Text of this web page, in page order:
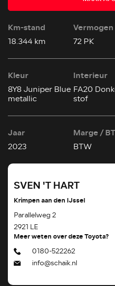
Km-stand
18.344 km
Vermogen
72 PK
Kleur
8Y8 Juniper Blue
metallic
Interieur
FA20
stof
Jaar
2023
Marge /
BTW
SVEN 'T HART
Krimpen aan den IJssel
Parallelweg 2
2921 LE
Meer weten over deze Toyota?
0180-522262
info@schaik.nl